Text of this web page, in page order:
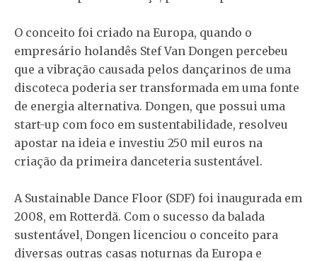
O conceito foi criado na Europa, quando o
empresário holandês Stef Van Dongen percebeu
que a vibração causada pelos dançarinos de uma
discoteca poderia ser transformada em uma fonte
de energia alternativa. Dongen, que possui uma
start-up com foco em sustentabilidade, resolveu
apostar na ideia e investiu 250 mil euros na
criação da primeira danceteria sustentável.
A Sustainable Dance Floor (SDF) foi inaugurada em
2008, em Rotterdã. Com o sucesso da balada
sustentável, Dongen licenciou o conceito para
diversas outras casas noturnas da Europa e